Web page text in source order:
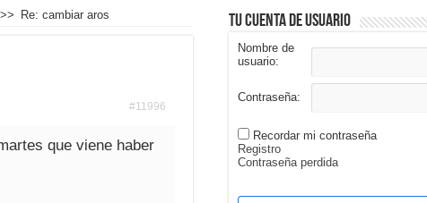
>> Re: cambiar aros
#11996
que viene haber
Tu cuenta de usuario
Nombre de
usuario:
Contraseña:
Recordar mi contraseña
Registro
Contraseña perdida